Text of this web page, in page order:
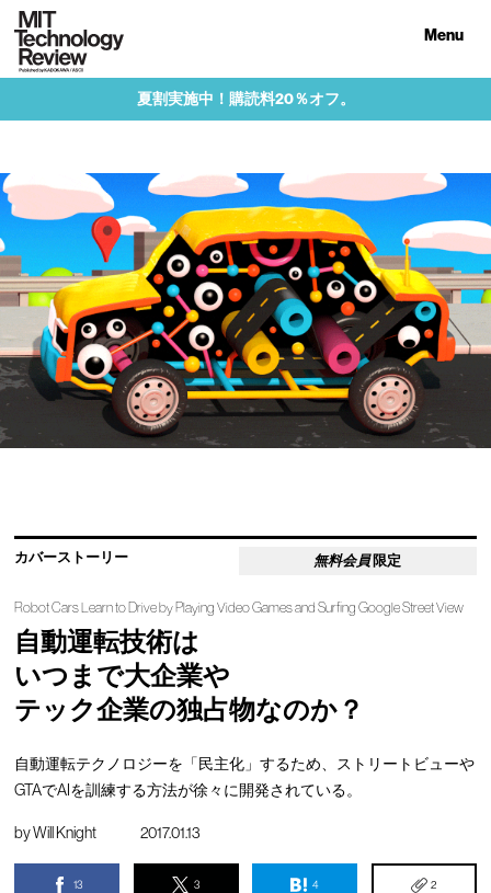
Menu
夏割実施中！購読料20％オフ。
カバーストーリー 無料会員 限定
Robot Cars Learn to Drive by Playing Video Games and Surfing Google Street View
自動運転技術は
いつまで大企業や
テック企業の独占物なのか？
自動運転テクノロジーを「民主化」するため、ストリートビューや
GTAでAIを訓練する方法が徐々に開発されている。
byWill Knight 2017.01.13
13 3 4 2